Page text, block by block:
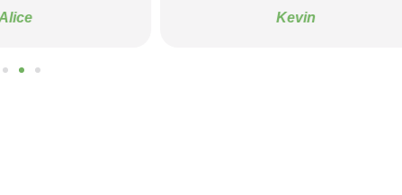
Kevin